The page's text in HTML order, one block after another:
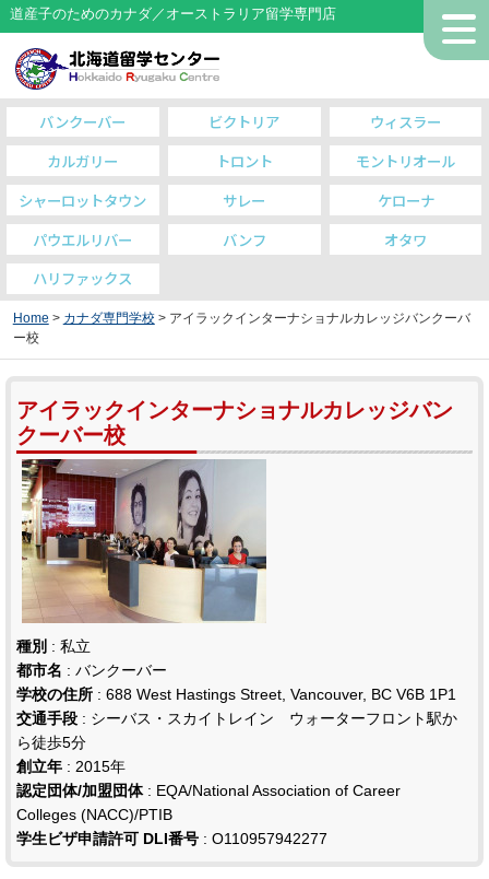
道産子のためのカナダ／オーストラリア留学専門店
バンクーバー ビクトリア
ウィスラー
カルガリー
トロント
モントリオール
シャーロットタウン
サレー
ケローナ
パウエルリバー
バンフ
オタワ
ハリファックス
Home > カナダ専門学校> アイラックインターナショナルカレッジバンクーバ
ー校
アイラックインターナショナルカレッジバン
クーバー校
種別 : 私立
都市名 : バンクーバー
学校の住所 : 688 West Hastings Street, Vancouver, BC V6B 1P1
交通手段 : シーバス・スカイトレイン ウォーターフロント駅か
ら徒歩5分
創立年 : 2015年
認定団体/加盟団体: EQA/National Association of Career
Colleges (NACC)/PTIB
学生ビザ申請許可 DLI番号 : O110957942277